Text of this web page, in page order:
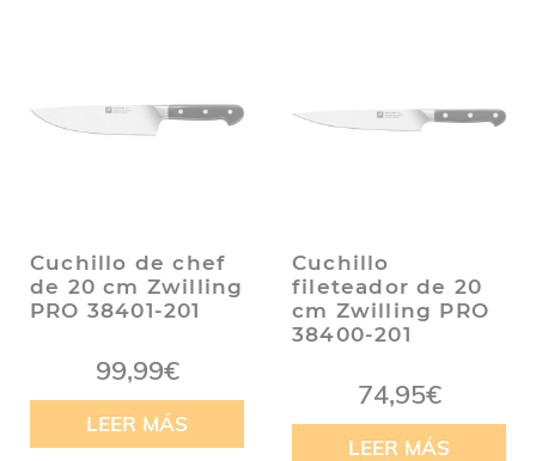
Cuchillo de chef
de 20 cm Zwilling
PRO 38401-201
99,99€
LEER MÁS
Cuchillo
fileteador de 20
cm Zwilling PRO
38400-201
74,95€
LEER MÁS